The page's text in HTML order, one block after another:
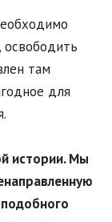
освободить
там
для
истории. Мы